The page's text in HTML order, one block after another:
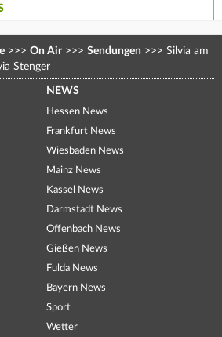
>>> On Air >>> Sendungen >>> Silvia am
Stenger
NEWS
Hessen News
Frankfurt News
Wiesbaden News
Mainz News
Kassel News
Darmstadt News
Offenbach News
Gießen News
Fulda News
Bayern News
Sport
Wetter